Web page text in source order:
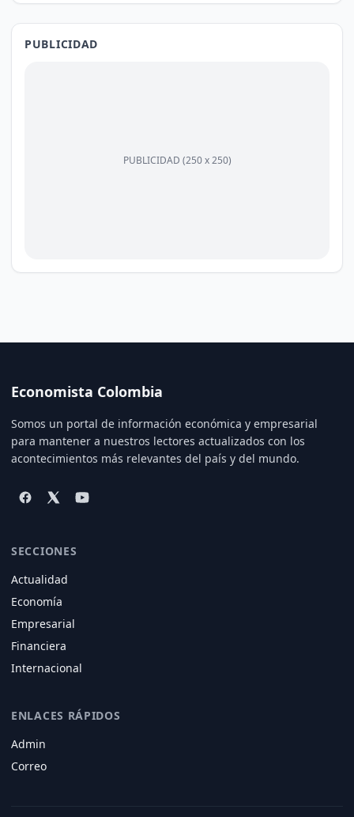
PUBLICIDAD
PUBLICIDAD (250 x 250)
Economista Colombia
Somos un portal de información económica y empresarial
para mantener a nuestros lectores actualizados con los
acontecimientos más relevantes del país y del mundo.
SECCIONES
Actualidad
Economía
Empresarial
Financiera
Internacional
ENLACES RÁPIDOS
Admin
Correo